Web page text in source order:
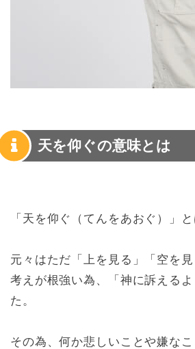
天を仰ぐの意味とは
「天を仰ぐ（てんをあおぐ）」
元々はただ「上を見る」「空を
考えが根強い為、「神に訴える
た。
その為、何か悲しいことや嫌な